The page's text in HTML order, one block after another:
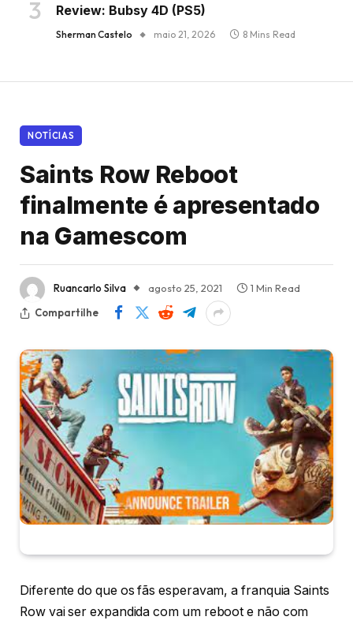
Review: Bubsy 4D (PS5)
Sherman Castelo maio 21, 2026 8 Mins Read
NOTÍCIAS
Saints Row Reboot
finalmente é apresentado
na Gamescom
Ruancarlo Silva agosto 25, 2021
1 Min Read
Compartilhe
Diferente do que os fãs esperavam, a franquia Saints
Row vai ser expandida com um reboot e não com